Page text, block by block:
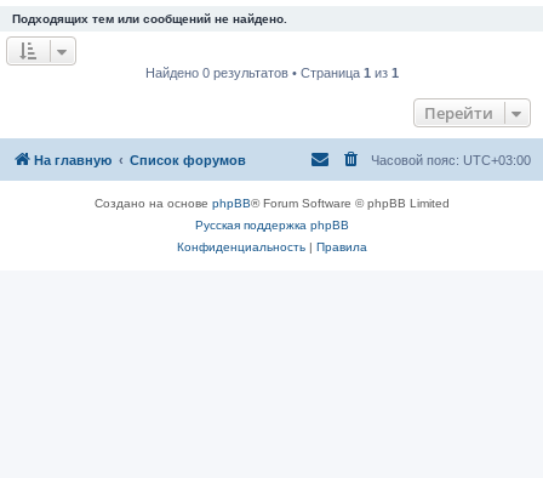
Подходящих тем или сообщений не найдено.
Найдено 0 результатов • Страница 1 из 1
Перейти
На главную Список форумов Часовой пояс: UTC+03:00
Создано на основе phpBB® Forum Software © phpBB Limited
Русская поддержка phpBB
Конфиденциальность| Правила